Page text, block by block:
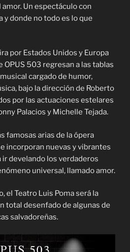
Un espectáculo con
y donde no todo es lo que
por Estados Unidos y Europa
503 regresan a las tablas
cargado de humor,
bajo la dirección de Roberto
por las actuaciones estelares
Palacios y Michelle Tejada.
famosas arias de la ópera
incorporan nuevas y vibrantes
develando los verdaderos
universal, llamado amor.
el Teatro Luis Poma será la
total desenfado de algunas de
salvadoreñas.